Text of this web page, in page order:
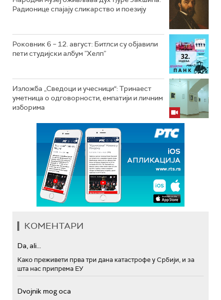
Радионице спајају сликарство и поезију
Роковник 6 – 12. август: Битлси су објавили
пети студијски албум ”Хелп”
Изложба „Сведоци и учесници“: Тринаест
уметница о одговорности, емпатији и личним
изборима
КОМЕНТАРИ
Da, ali...
Како преживети прва три дана катастрофе у Србији, и за
шта нас припрема ЕУ
Dvojnik mog oca